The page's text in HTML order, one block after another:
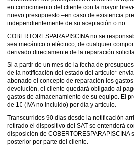
en conocimiento del cliente con la mayor
nuevo presupuesto –en caso de existencia
independientemente de su aceptación o no.
COBERTORESPARAPISCINA no se
sea mecánico o eléctrico, de cualquier
derivado directamente de la reparación
Si a partir de un mes de la fecha de
de la notificación del estado del artículo*
abonado el concepto de reparación los
devolución, el cliente quedará obligado al
gastos de almacenamiento de su equipo. El
de 1€ (IVA no incluido) por día y artículo.
Transcurridos 90 días desde la notificación
retirado el dispositivo del SAT se entenderá
disposición de
posterior por parte del cliente.